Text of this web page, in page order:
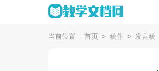
当前位置： 首页 > 稿件 > 发言稿